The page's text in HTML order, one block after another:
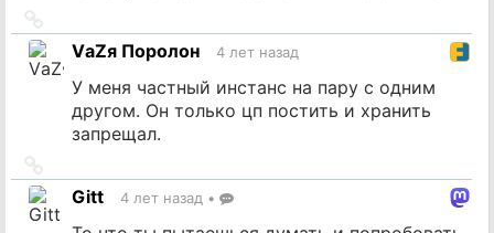
на
источник
VаZя Поролон 4 лет назад
У меня частный инстанс на пару с одним
другом. Он только цп постить и хранить
запрещал.
на
источник
Gitt 4 лет назад •